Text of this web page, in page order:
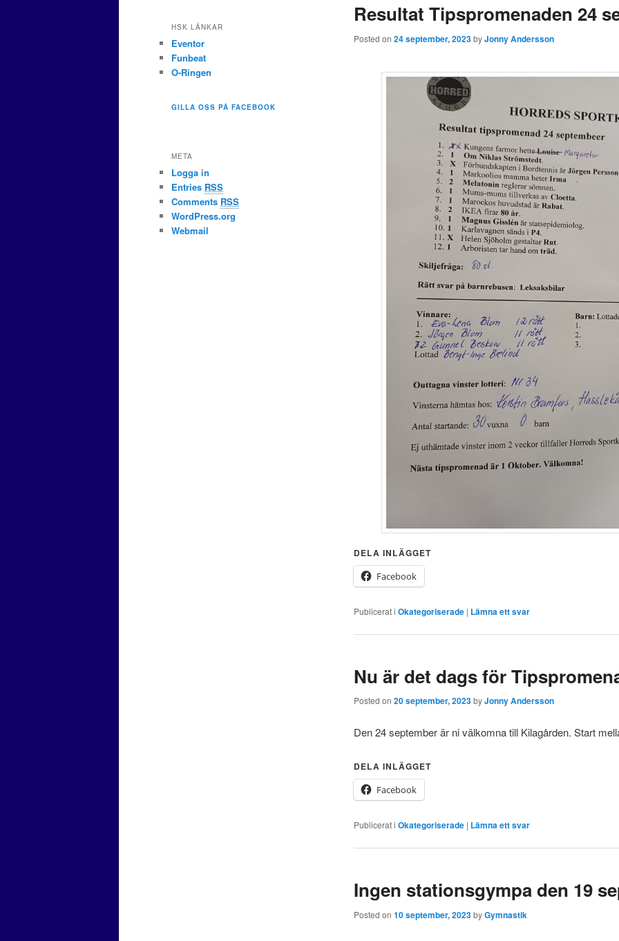
Resultat Tipspromenaden 24
Posted on 24 september, 2023byJonny Andersson
DELA INLÄGGET
Facebook
Publicerat i Okategoriserade | Lämna ett svar
Nu är det dags för
Posted on 20 september, 2023byJonny Andersson
Den 24 september är ni välkomna till Kilagården. Start
DELA INLÄGGET
Facebook
Publicerat i Okategoriserade | Lämna ett svar
Ingen stationsgympa den 19
Posted on 10 september, 2023byGymnastik
HSK LÄNKAR
Eventor
Funbeat
O-Ringen
GILLA OSS PÅ FACEBOOK
META
Logga in
Entries RSS
Comments RSS
WordPress.org
Webmail